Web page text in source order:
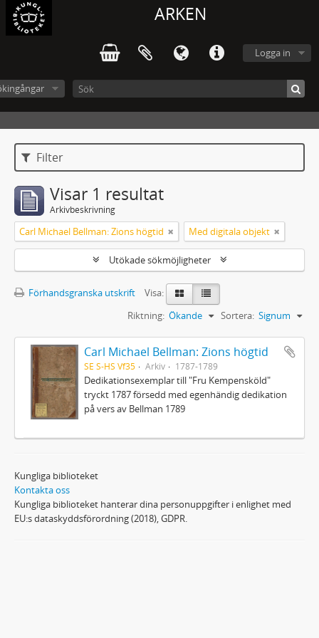
ARKEN
Logga in
Filter
Visar 1 resultat
Arkivbeskrivning
Carl Michael Bellman: Zions högtid Med digitala objekt
Utökade sökmöjligheter
Förhandsgranska utskrift
Visa:
Sortera: Signum
Riktning: Ökande
Carl Michael Bellman: Zions högtid
SE S-HS Vf35 Arkiv 1787-1789
Dedikationsexemplar till "Fru Kempensköld"
tryckt 1787 försedd med egenhändig dedikation
på vers av Bellman 1789
Kungliga biblioteket
Kontakta oss
Kungliga biblioteket hanterar dina personuppgifter i enlighet med
EU:s dataskyddsförordning (2018), GDPR.